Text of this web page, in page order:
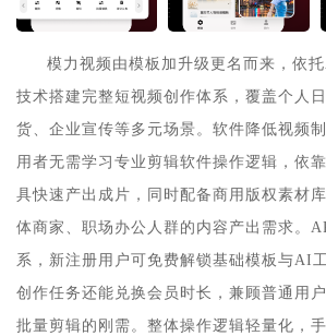
模力视频由模板加升级更名而来，依
技术搭建完整短视频创作体系，覆盖个人
货、企业宣传等多元场景。软件降低视频
用者无需学习专业剪辑软件操作逻辑，依
具快速产出成片，同时配备商用版权素材
体商家、职场办公人群的内容产出需求。
系，新注册用户可免费解锁基础模板与AI
创作任务还能兑换会员时长，兼顾普通用
批量剪辑的刚需。整体操作逻辑轻量化，